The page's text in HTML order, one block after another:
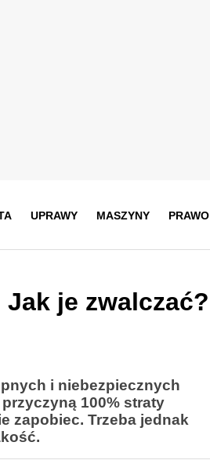
UPRAWY MASZYNY PRAWO
je zwalczać?
i niebezpiecznych
100% straty
zapobiec. Trzeba jednak